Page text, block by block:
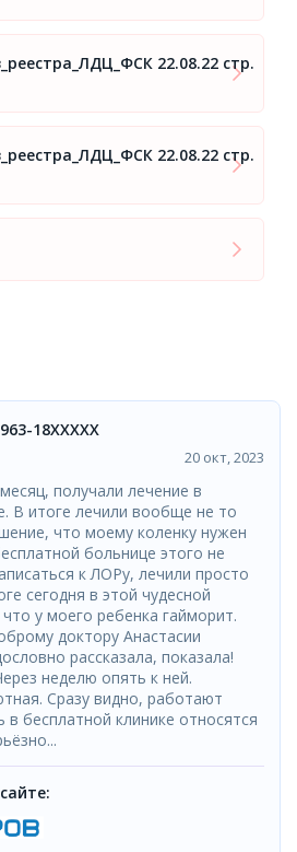
22.08.22 стр.
22.08.22 стр.
18XXXXX
20 окт, 2023
получали лечение в
В итоге лечили вообще не то
что моему коленку нужен
больнице этого не
к ЛОРу, лечили просто
сегодня в этой чудесной
у моего ребенка гайморит.
доктору Анастасии
рассказала, показала!
неделю опять к ней.
Сразу видно, работают
бесплатной клинике относятся